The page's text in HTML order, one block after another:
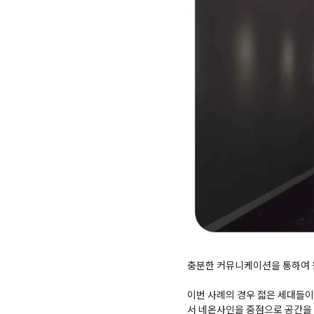
충분한 커뮤니케이션을 통하
이번 사례의 경우 젋은 세대들
서 네온사인을 중점으로 공간